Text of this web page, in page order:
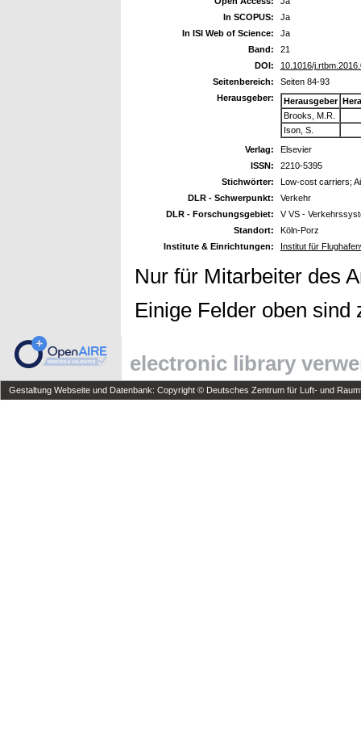
In SCOPUS:
Ja
In ISI Web of Science:
Ja
Band:
21
DOI:
10.1016/
Seitenbereich:
Seiten 84-93
Herausgeber:
Herausgeber
Brooks, M.R.
Ison, S.
Verlag:
Elsevier
ISSN:
2210-5395
Stichwörter:
Low-cost carriers;
DLR - Schwerpunkt:
Verkehr
DLR - Forschungsgebiet:
V VS -
Standort:
Köln-Porz
Institute & Einrichtungen:
Institut für
Nur für Mitarbeiter des
Einige Felder oben
electronic library
Gestaltung Webseite und Datenbank: Copyright © Deutsches Zentrum für Luft- und